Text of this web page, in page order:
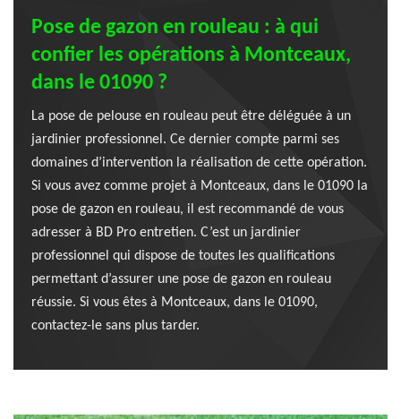
Pose de gazon en rouleau : à qui
confier les opérations à Montceaux,
dans le 01090 ?
La pose de pelouse en rouleau peut être déléguée à un
jardinier professionnel. Ce dernier compte parmi ses
domaines d’intervention la réalisation de cette opération.
Si vous avez comme projet à Montceaux, dans le 01090 la
pose de gazon en rouleau, il est recommandé de vous
adresser à BD Pro entretien. C’est un jardinier
professionnel qui dispose de toutes les qualifications
permettant d’assurer une pose de gazon en rouleau
réussie. Si vous êtes à Montceaux, dans le 01090,
contactez-le sans plus tarder.